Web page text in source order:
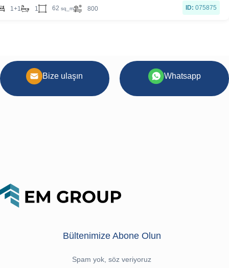
1+1 1 62 sq_m 800 ID: 075875
Bize ulaşın Whatsapp
Bültenimize Abone Olun
Spam yok, söz veriyoruz